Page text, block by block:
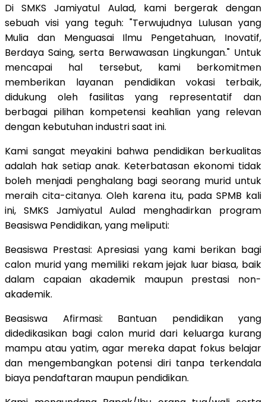
​Di SMKS Jamiyatul Aulad, kami bergerak dengan
sebuah visi yang teguh: "Terwujudnya Lulusan yang
Mulia dan Menguasai Ilmu Pengetahuan, Inovatif,
Berdaya Saing, serta Berwawasan Lingkungan." Untuk
mencapai hal tersebut, kami berkomitmen
memberikan layanan pendidikan vokasi terbaik,
didukung oleh fasilitas yang representatif dan
berbagai pilihan kompetensi keahlian yang relevan
dengan kebutuhan industri saat ini.
​Kami sangat meyakini bahwa pendidikan berkualitas
adalah hak setiap anak. Keterbatasan ekonomi tidak
boleh menjadi penghalang bagi seorang murid untuk
meraih cita-citanya. Oleh karena itu, pada SPMB kali
ini, SMKS Jamiyatul Aulad menghadirkan program
Beasiswa Pendidikan, yang meliputi:
​Beasiswa Prestasi: Apresiasi yang kami berikan bagi
calon murid yang memiliki rekam jejak luar biasa, baik
dalam capaian akademik maupun prestasi non-
akademik.
​Beasiswa Afirmasi: Bantuan pendidikan yang
didedikasikan bagi calon murid dari keluarga kurang
mampu atau yatim, agar mereka dapat fokus belajar
dan mengembangkan potensi diri tanpa terkendala
biaya pendaftaran maupun pendidikan.